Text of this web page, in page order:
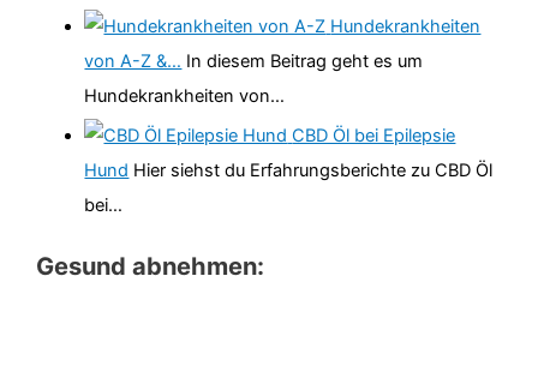
Hundekrankheiten
von A-Z &… In diesem Beitrag geht es um
Hundekrankheiten von…
CBD Öl bei Epilepsie
Hund Hier siehst du Erfahrungsberichte zu CBD Öl
bei…
Gesund abnehmen: